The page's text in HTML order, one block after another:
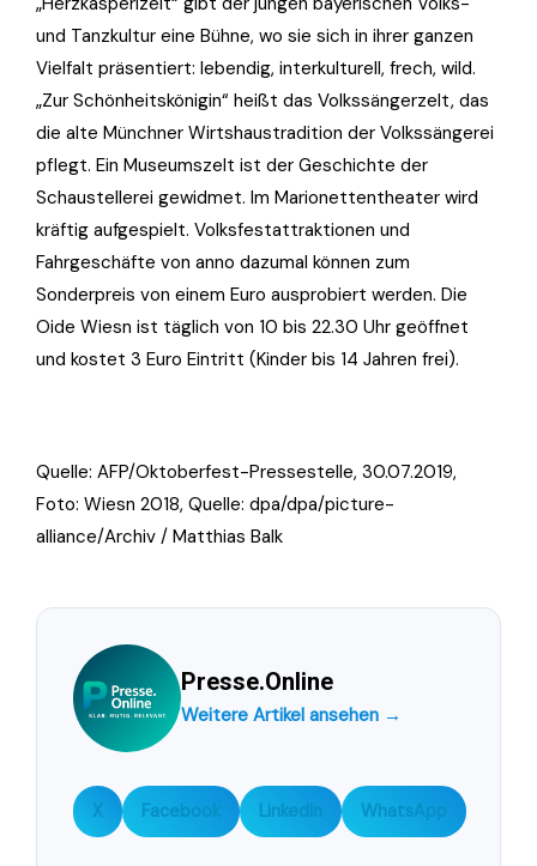
und Tanzkultur eine Bühne, wo sie sich in ihrer ganzen
Vielfalt präsentiert: lebendig, interkulturell, frech, wild.
„Zur Schönheitskönigin“ heißt das Volkssängerzelt, das
die alte Münchner Wirtshaustradition der Volkssängerei
pflegt. Ein Museumszelt ist der Geschichte der
Schaustellerei gewidmet. Im Marionettentheater wird
kräftig aufgespielt. Volksfestattraktionen und
Fahrgeschäfte von anno dazumal können zum
Sonderpreis von einem Euro ausprobiert werden. Die
Oide Wiesn ist täglich von 10 bis 22.30 Uhr geöffnet
und kostet 3 Euro Eintritt (Kinder bis 14 Jahren frei).
Quelle: AFP/Oktoberfest-Pressestelle, 30.07.2019,
Foto: Wiesn 2018, Quelle: dpa/dpa/picture-
alliance/Archiv / Matthias Balk
Presse.Online
Weitere Artikel ansehen →
X Facebook LinkedIn WhatsApp